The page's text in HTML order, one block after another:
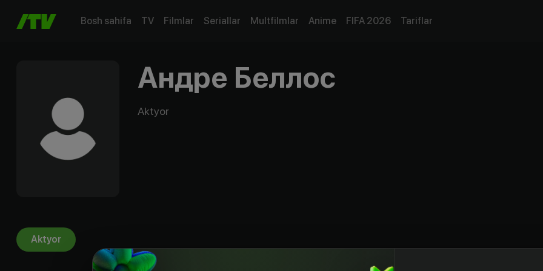
Bosh sahifa TV Filmlar Seriallar Multfilmlar Anime FIFA 2026 Tariflar
Андре Беллос
Aktyor
Aktyor